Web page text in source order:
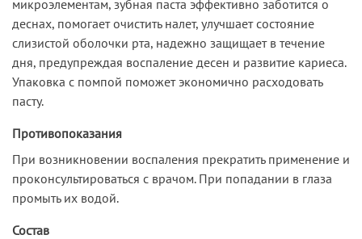
микроэлементам, зубная паста эффективно заботится о
деснах, помогает очистить налет, улучшает состояние
слизистой оболочки рта, надежно защищает в течение
дня, предупреждая воспаление десен и развитие кариеса.
Упаковка с помпой поможет экономично расходовать
пасту.
Противопоказания
При возникновении воспаления прекратить применение и
проконсультироваться с врачом. При попадании в глаза
промыть их водой.
Состав